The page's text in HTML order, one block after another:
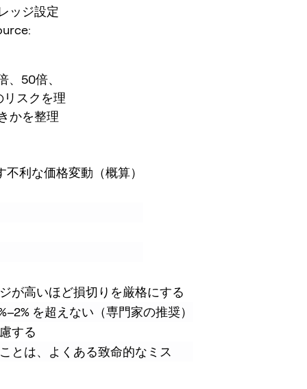
ッジ設定
、50倍、
スクを理
かを整理
利な価格変動（概算）
が高いほど損切りを厳格にする
を超えない（専門家の推奨）
する
とは、よくある致命的なミス